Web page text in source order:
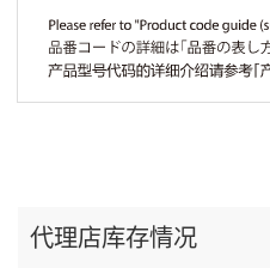
代理店库存情况